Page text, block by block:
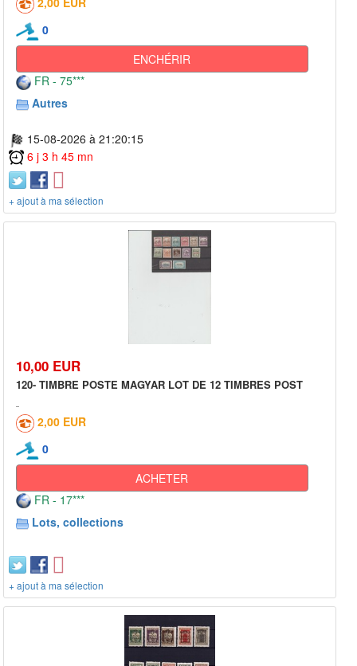
0
ENCHÉRIR
FR - 75***
Autres
15-08-2026 à 21:20:15
6 j 3 h 45 mn
+ ajout à ma sélection
10,00 EUR
120- TIMBRE POSTE MAGYAR LOT DE 12 TIMBRES POST
2,00 EUR
0
ACHETER
FR - 17***
Lots, collections
+ ajout à ma sélection